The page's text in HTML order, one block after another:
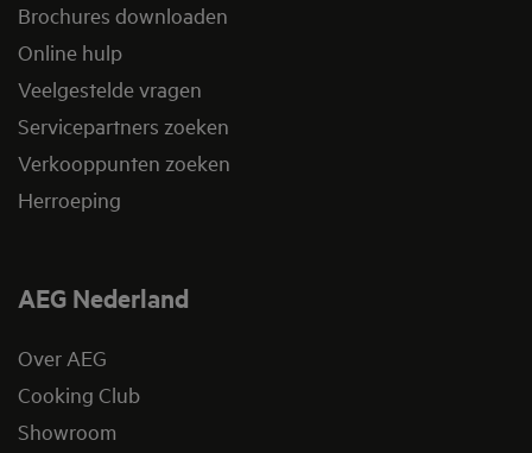
Brochures downloaden
Online hulp
Veelgestelde vragen
Servicepartners zoeken
Verkooppunten zoeken
Herroeping
AEG Nederland
Over AEG
Cooking Club
Showroom